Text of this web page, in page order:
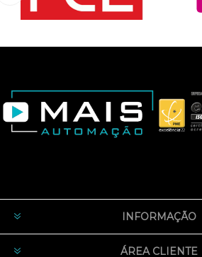
INFORMAÇÃO
ÁREA CLIENTE